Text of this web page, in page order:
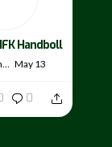
Handboll
granihandis May 13
0